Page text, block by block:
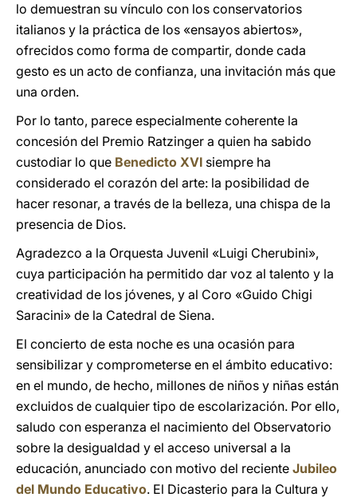
lo demuestran su vínculo con los conservatorios
italianos y la práctica de los «ensayos abiertos»,
ofrecidos como forma de compartir, donde cada
gesto es un acto de confianza, una invitación más que
una orden.
Por lo tanto, parece especialmente coherente la
concesión del Premio Ratzinger a quien ha sabido
custodiar lo que Benedicto XVI siempre ha
considerado el corazón del arte: la posibilidad de
hacer resonar, a través de la belleza, una chispa de la
presencia de Dios.
Agradezco a la Orquesta Juvenil «Luigi Cherubini»,
cuya participación ha permitido dar voz al talento y la
creatividad de los jóvenes, y al Coro «Guido Chigi
Saracini» de la Catedral de Siena.
El concierto de esta noche es una ocasión para
sensibilizar y comprometerse en el ámbito educativo:
en el mundo, de hecho, millones de niños y niñas están
excluidos de cualquier tipo de escolarización. Por ello,
saludo con esperanza el nacimiento del Observatorio
sobre la desigualdad y el acceso universal a la
educación, anunciado con motivo del reciente Jubileo
del Mundo Educativo. El Dicasterio para la Cultura y